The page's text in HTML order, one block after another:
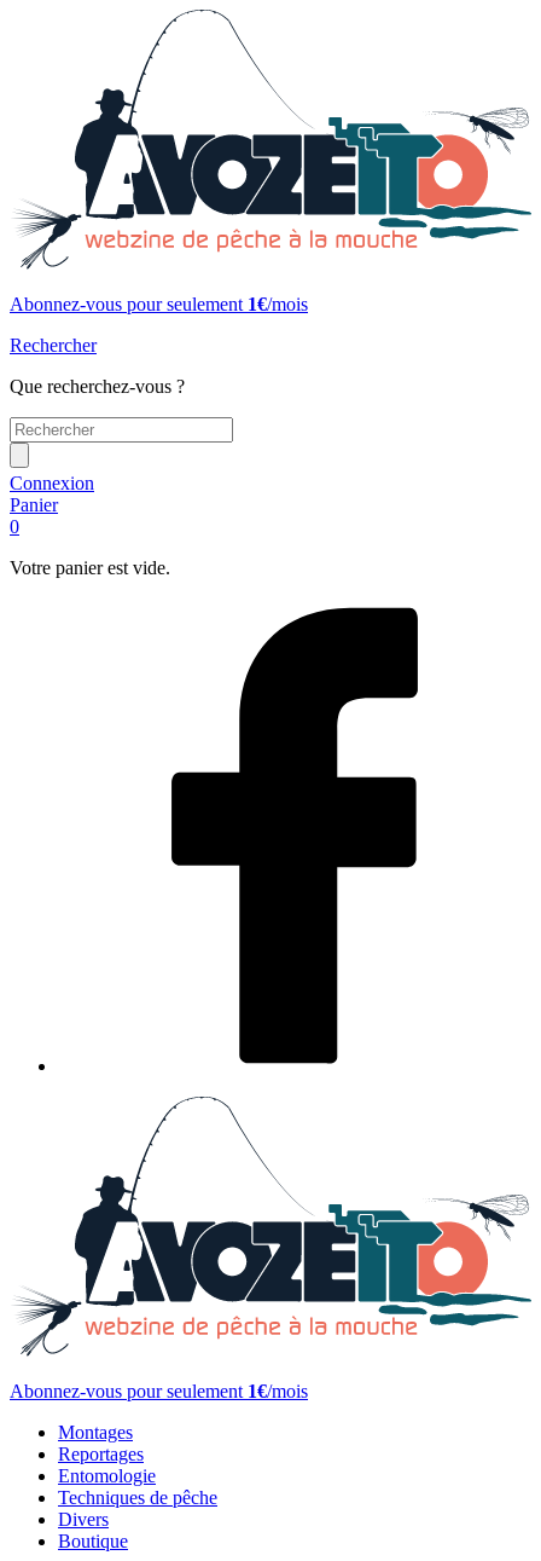
Abonnez-vous pour seulement 1€/mois
Rechercher
Que recherchez-vous ?
Connexion
Panier
0
Votre panier est vide.
Abonnez-vous pour seulement 1€/mois
Montages
Reportages
Entomologie
Techniques de pêche
Divers
Boutique